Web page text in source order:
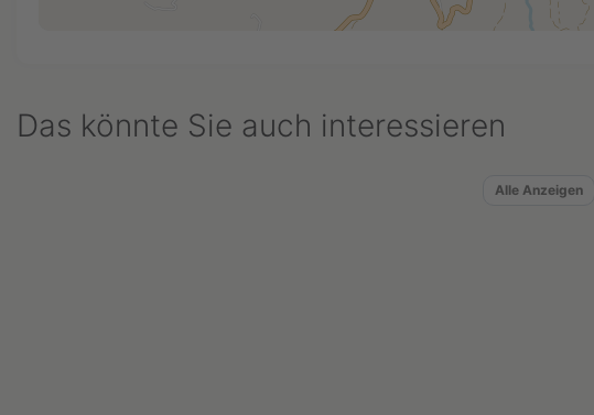
Das könnte Sie auch interessieren
Alle Anzeigen